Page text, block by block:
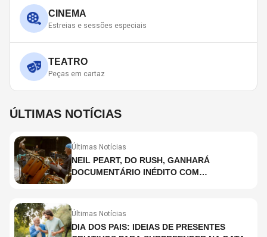
CINEMA
Estreias e sessões especiais
TEATRO
Peças em cartaz
ÚLTIMAS NOTÍCIAS
Últimas Notícias
NEIL PEART, DO RUSH, GANHARÁ
DOCUMENTÁRIO INÉDITO COM
Últimas Notícias
DIA DOS PAIS: IDEIAS DE PRESENTES